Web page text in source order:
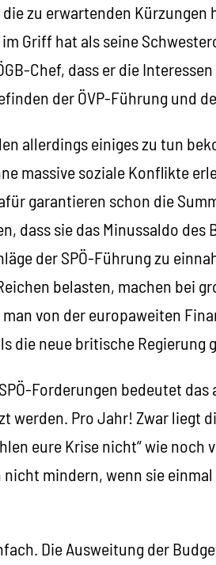
zu erwartenden Kürzungen
im Griff hat als seine
Chef, dass er die
der ÖVP-Führung und
allerdings einiges zu tun
massive soziale Konflikte
garantieren schon die
dass sie das Minussaldo des
der SPÖ-Führung zu
belasten, machen bei
von der europaweiten
die neue britische Regierung
Forderungen bedeutet
werden. Pro Jahr! Zwar liegt
eure Krise nicht“ wie
mindern, wenn sie
Die Ausweitung der